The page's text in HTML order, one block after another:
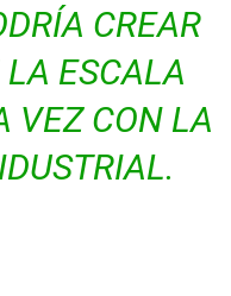
CREAR
ESCALA
VEZ CON LA